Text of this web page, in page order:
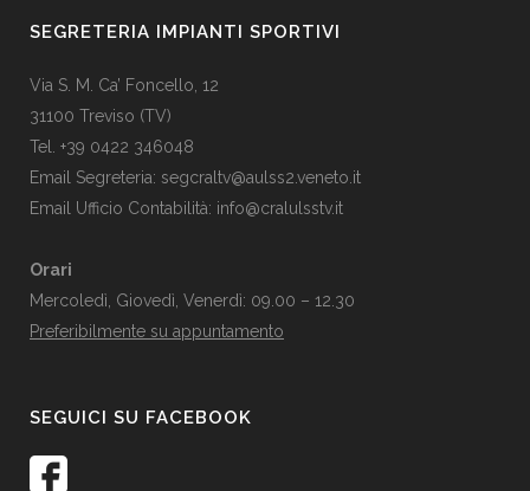
SEGRETERIA IMPIANTI SPORTIVI
Via S. M. Ca’ Foncello, 12
31100 Treviso (TV)
Tel. +39 0422 346048
Email Segreteria: segcraltv@aulss2.veneto.it
Email Ufficio Contabilità: info@cralulsstv.it
Orari
Mercoledì, Giovedì, Venerdì: 09.00 – 12.30
Preferibilmente su appuntamento
SEGUICI SU FACEBOOK